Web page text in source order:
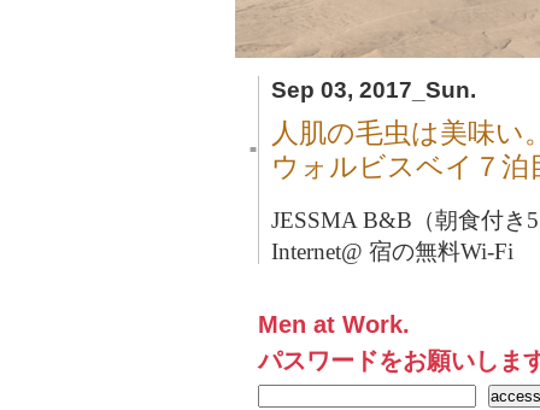
Sep 03, 2017_Sun.
■
人肌の毛虫は美味い
ウォルビスベイ７泊
JESSMA B&B（朝食付き
Internet@ 宿の無料Wi-Fi
Men at Work.
パスワードをお願いしま